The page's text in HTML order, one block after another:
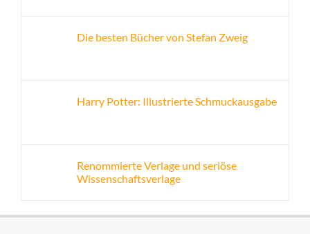
Die besten Bücher von Stefan Zweig
Harry Potter: Illustrierte Schmuckausgabe
Renommierte Verlage und seriöse
Wissenschaftsverlage